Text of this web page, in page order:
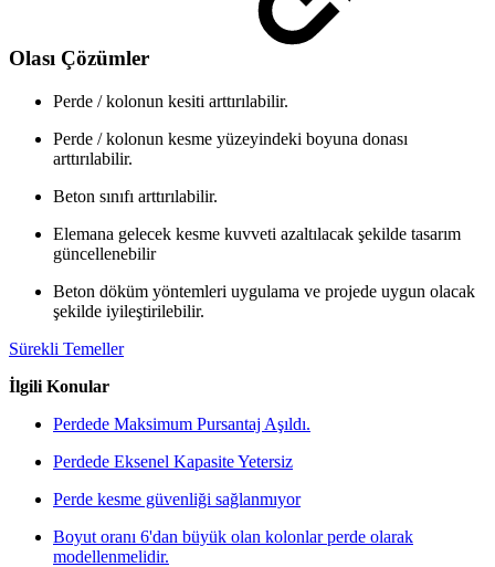
Olası Çözümler
Perde / kolonun kesiti arttırılabilir.
Perde / kolonun kesme yüzeyindeki boyuna donası
arttırılabilir.
Beton sınıfı arttırılabilir.
Elemana gelecek kesme kuvveti azaltılacak şekilde tasarım
güncellenebilir
Beton döküm yöntemleri uygulama ve projede uygun olacak
şekilde iyileştirilebilir.
Sürekli Temeller
İlgili Konular
Perdede Maksimum Pursantaj Aşıldı.
Perdede Eksenel Kapasite Yetersiz
Perde kesme güvenliği sağlanmıyor
Boyut oranı 6'dan büyük olan kolonlar perde olarak
modellenmelidir.